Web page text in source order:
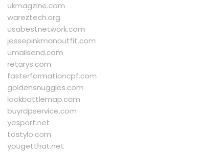
ukmagzine.com
wareztech.org
usabestnetwork.com
jessepinkmanoutfit.com
umailsend.com
retarys.com
fasterformationcpf.com
goldensnuggles.com
lookbattlemap.com
buyrdpservice.com
yesport.net
tostylo.com
yougetthat.net